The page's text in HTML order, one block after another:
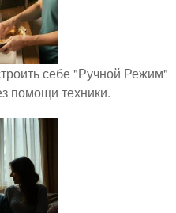
себе "Ручной Режим"
помощи техники.